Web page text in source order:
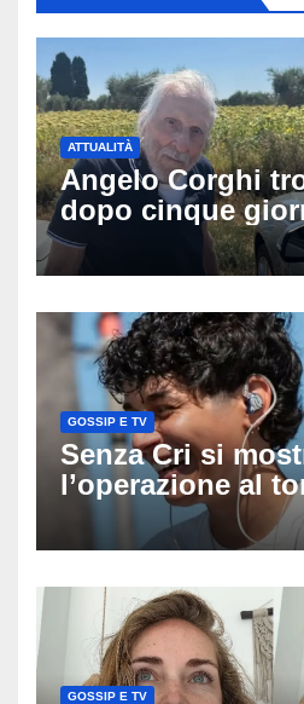
ATTUALITÀ
Angelo Corghi
dopo cinque
ricerche: il giallo
scomparso dopo
GOSSIP E TV
Senza Cri si
l’operazione al
anni mi sentivo
racconto sul
GOSSIP E TV